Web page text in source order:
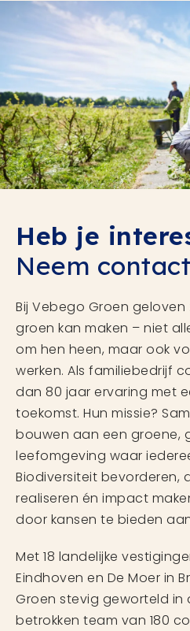
Heb je
Neem
Bij Vebego Groen
groen kan maken – niet
om hen heen, maar ook
werken. Als familiebedrijf
dan 80 jaar ervaring met
toekomst. Hun missie?
bouwen aan een groene,
leefomgeving waar
Biodiversiteit bevorderen,
realiseren én impact
door kansen te bieden
Met 18 landelijke
Eindhoven en De Moer in
Groen stevig geworteld in
betrokken team van 180